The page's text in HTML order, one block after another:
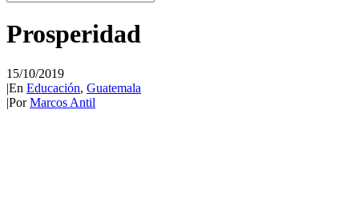
Prosperidad
15/10/2019
|En Educación, Guatemala
|PorMarcos Antil